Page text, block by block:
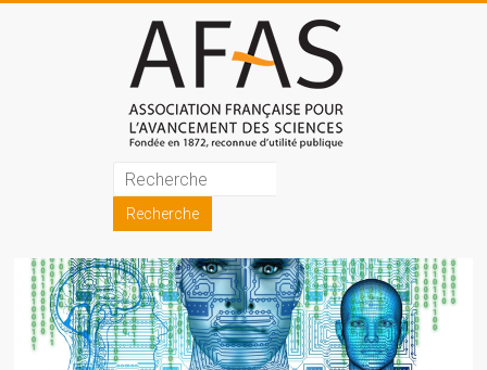
Association
française
pour
l'avancement
des